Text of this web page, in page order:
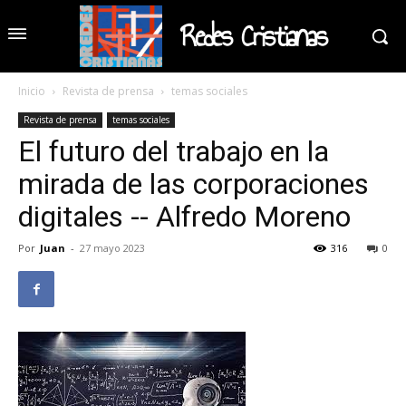
Redes Cristianas
Inicio Revista de prensa temas sociales
Revista de prensa temas sociales
El futuro del trabajo en la
mirada de las corporaciones
digitales -- Alfredo Moreno
Por Juan - 27 mayo 2023 0
316